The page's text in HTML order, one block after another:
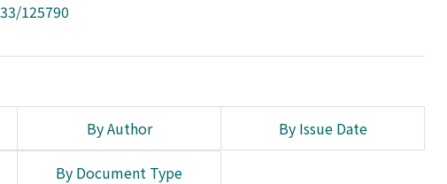
125790
By Author By Issue Date
By Document Type